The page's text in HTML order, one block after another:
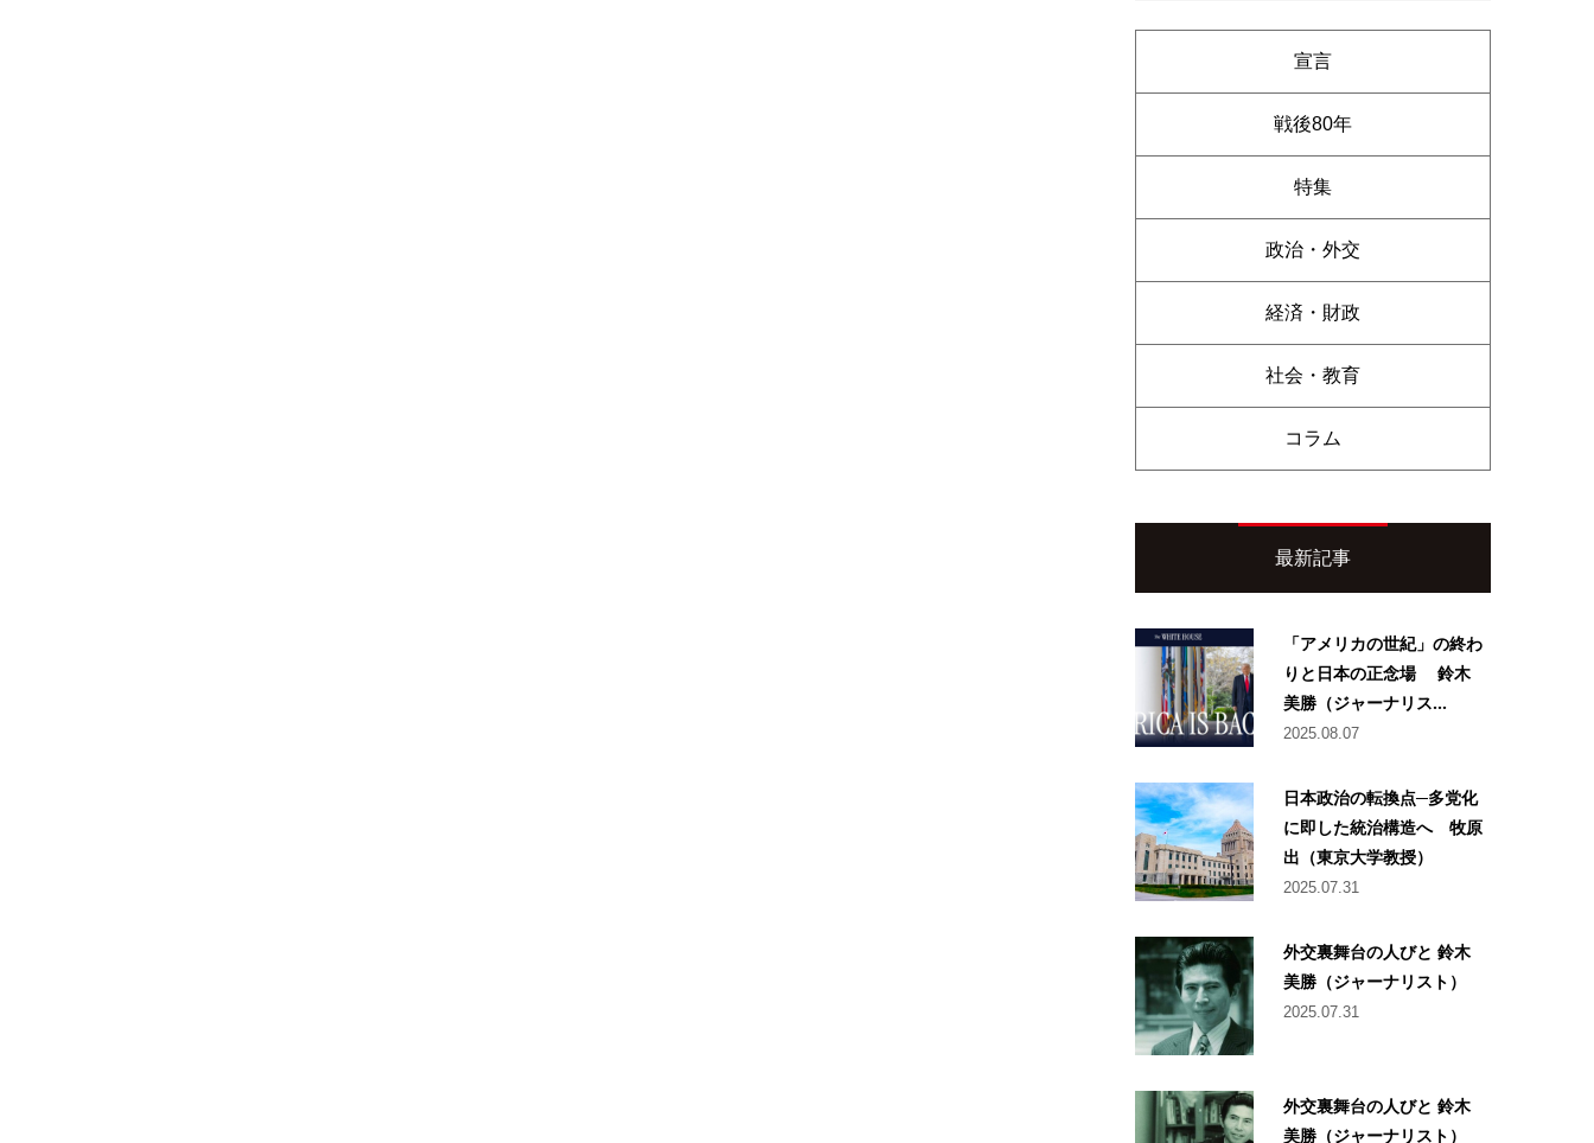
宣言
戦後80年
特集
政治・外交
経済・財政
社会・教育
コラム
最新記事
「アメリカの世紀」の終わ
りと日本の正念場 鈴木
美勝（ジャーナリス...
2025.08.07
日本政治の転換点─多党化
に即した統治構造へ 牧原
出（東京大学教授）
2025.07.31
外交裏舞台の人びと 鈴木
美勝（ジャーナリスト）
2025.07.31
外交裏舞台の人びと 鈴木
美勝（ジャーナリスト）